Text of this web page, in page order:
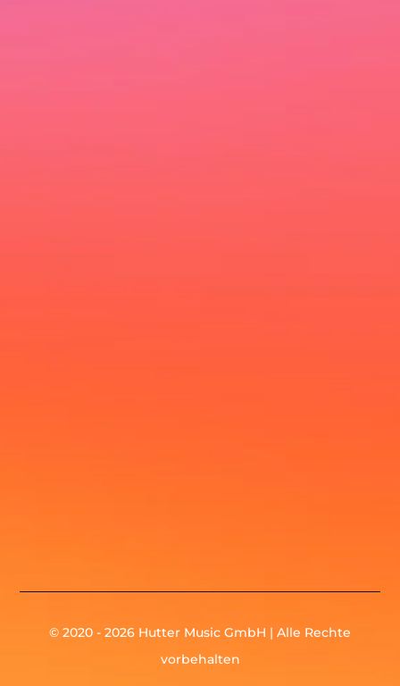
© 2020 - 2026 Hutter Music GmbH | Alle Rechte
vorbehalten